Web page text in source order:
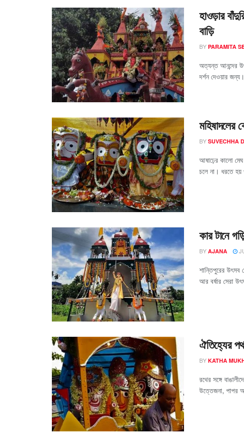
হাওড়ার
বাড়ি
BY PARAMITA
অত্যন্ত আনন্দের
দর্শন দেওয়ার
মহিষাদলের
BY SUVECHHA
আষাঢ়ের কালো মেঘ
চলে না। ধরতে
কার টানে
BY AJANA
শান্তিপুরের উৎসব
আর বর্ষার সেরা
ঐতিহ্যের
BY KATHA
রথের সঙ্গে
উত্তেজনা, পাপর